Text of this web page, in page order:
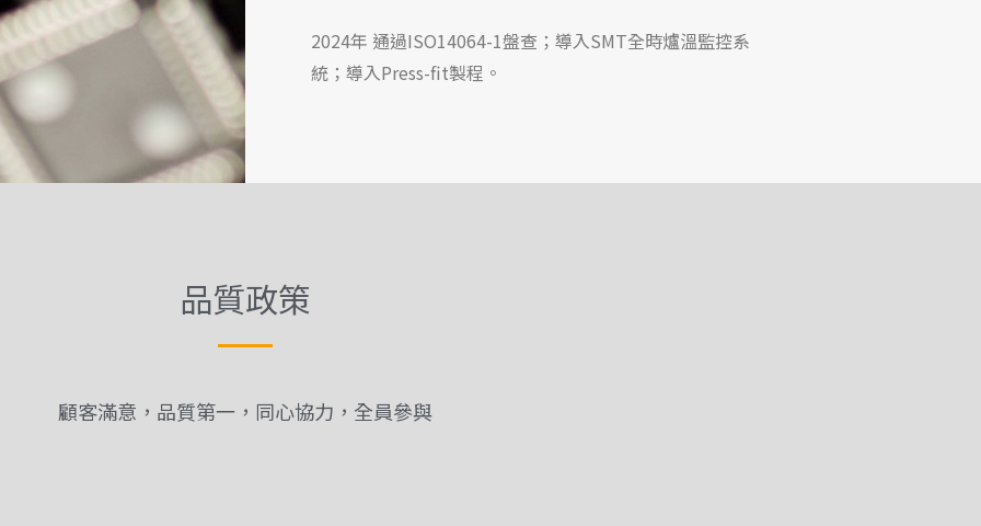
2024年 通過ISO14064-1盤查；導入SMT全時爐溫監控系
統；導入Press-fit製程。
品質政策
顧客滿意，品質第一，同心協力，全員參與